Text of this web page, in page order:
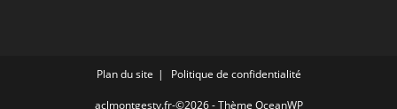
Plan du site Politique de confidentialité
aclmontgesty.fr-©2026 - Thème OceanWP